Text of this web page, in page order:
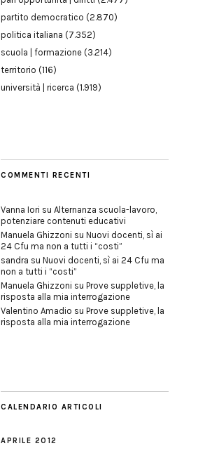
partito democratico (2.870)
politica italiana (7.352)
scuola | formazione (3.214)
territorio (116)
università | ricerca (1.919)
COMMENTI RECENTI
Vanna Iori su Alternanza scuola-lavoro,
potenziare contenuti educativi
Manuela Ghizzoni su Nuovi docenti, sì ai
24 Cfu ma non a tutti i “costi”
sandra su Nuovi docenti, sì ai 24 Cfu ma
non a tutti i “costi”
Manuela Ghizzoni su Prove suppletive, la
risposta alla mia interrogazione
Valentino Amadio su Prove suppletive, la
risposta alla mia interrogazione
CALENDARIO ARTICOLI
APRILE 2012